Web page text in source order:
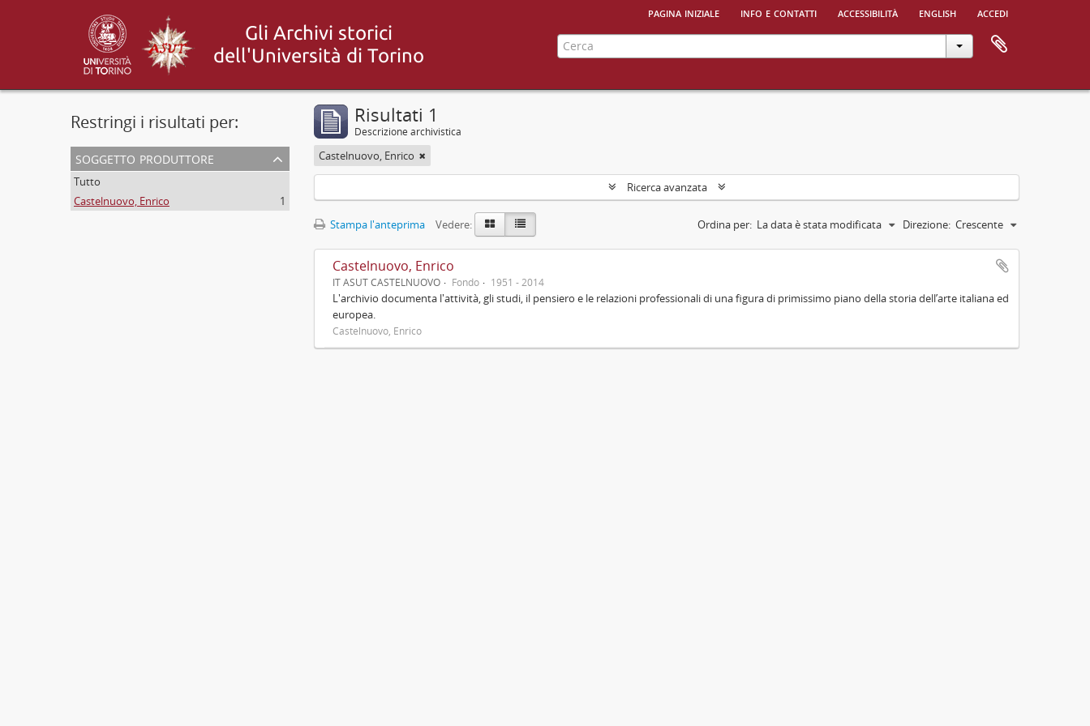
pagina iniziale info e contatti accessibilità english accedi
Restringi i risultati per:
soggetto produttore
Tutto
Castelnuovo, Enrico
1
Risultati 1
Descrizione archivistica
Castelnuovo, Enrico
Ricerca avanzata
Stampa l'anteprima Vedere: Ordina per: La data è stata modificata Direzione: Crescente
Castelnuovo, Enrico
IT ASUT CASTELNUOVO Fondo 1951 - 2014
L'archivio documenta l'attività, gli studi, il pensiero e le relazioni professionali di una figura di primissimo piano della storia dell’arte italiana ed
europea.
Castelnuovo, Enrico